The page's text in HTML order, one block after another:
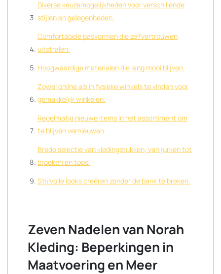
Diverse keuzemogelijkheden voor verschillende
stijlen en gelegenheden.
Comfortabele pasvormen die zelfvertrouwen
uitstralen.
Hoogwaardige materialen die lang mooi blijven.
Zowel online als in fysieke winkels te vinden voor
gemakkelijk winkelen.
Regelmatig nieuwe items in het assortiment om
te blijven vernieuwen.
Brede selectie van kledingstukken, van jurken tot
broeken en tops.
Stijlvolle looks creëren zonder de bank te breken.
Zeven Nadelen van Norah
Kleding: Beperkingen in
Maatvoering en Meer